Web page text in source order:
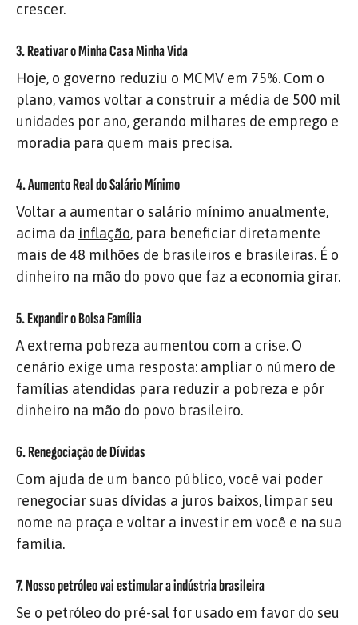
crescer.
3. Reativar o Minha Casa Minha Vida
Hoje, o governo reduziu o MCMV em 75%. Com o
plano, vamos voltar a construir a média de 500 mil
unidades por ano, gerando milhares de emprego e
moradia para quem mais precisa.
4. Aumento Real do Salário Mínimo
Voltar a aumentar o salário mínimo anualmente,
acima da inflação, para beneficiar diretamente
mais de 48 milhões de brasileiros e brasileiras. É o
dinheiro na mão do povo que faz a economia girar.
5. Expandir o Bolsa Família
A extrema pobreza aumentou com a crise. O
cenário exige uma resposta: ampliar o número de
famílias atendidas para reduzir a pobreza e pôr
dinheiro na mão do povo brasileiro.
6. Renegociação de Dívidas
Com ajuda de um banco público, você vai poder
renegociar suas dívidas a juros baixos, limpar seu
nome na praça e voltar a investir em você e na sua
família.
7. Nosso petróleo vai estimular a indústria brasileira
Se o petróleo do pré-sal for usado em favor do seu